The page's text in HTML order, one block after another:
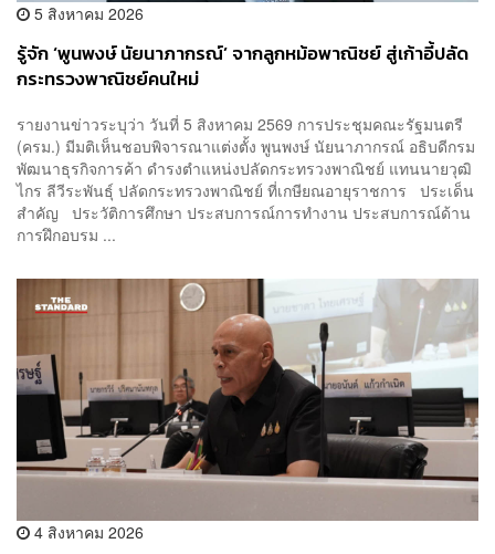
5 สิงหาคม 2026
รู้จัก ‘พูนพงษ์ นัยนาภากรณ์’ จากลูกหม้อพาณิชย์ สู่เก้าอี้ปลัด
กระทรวงพาณิชย์คนใหม่
รายงานข่าวระบุว่า วันที่ 5 สิงหาคม 2569 การประชุมคณะรัฐมนตรี
(ครม.) มีมติเห็นชอบพิจารณาแต่งตั้ง พูนพงษ์ นัยนาภากรณ์ อธิบดีกรม
พัฒนาธุรกิจการค้า ดำรงตำแหน่งปลัดกระทรวงพาณิชย์ แทนนายวุฒิ
ไกร ลีวีระพันธุ์ ปลัดกระทรวงพาณิชย์ ที่เกษียณอายุราชการ ประเด็น
สำคัญ ประวัติการศึกษา ประสบการณ์การทำงาน ประสบการณ์ด้าน
การฝึกอบรม ...
4 สิงหาคม 2026